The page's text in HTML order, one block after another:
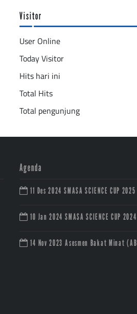
Visitor
User Online
Today Visitor
Hits hari ini
Total Hits
Total pengunjung
Agenda
11 Des 2024 SMASA SCIENCE CUP 2025
10 Jan 2024 SMASA SCIENCE CUP 2024
14 Nov 2023 Asesmen Bakat Minat